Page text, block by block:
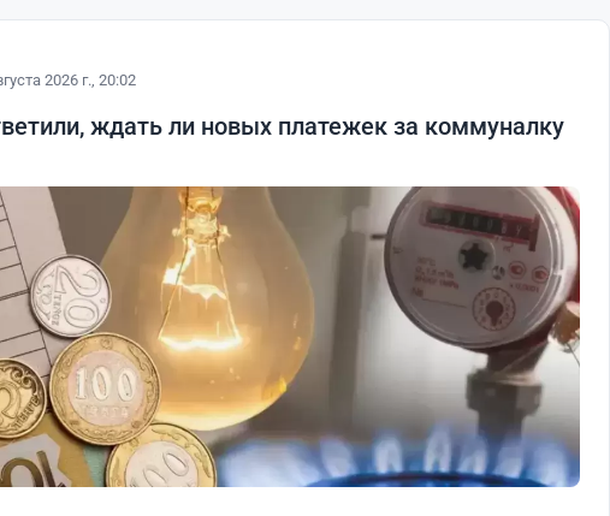
2026 г., 20:02
ждать ли новых платежек за коммуналку